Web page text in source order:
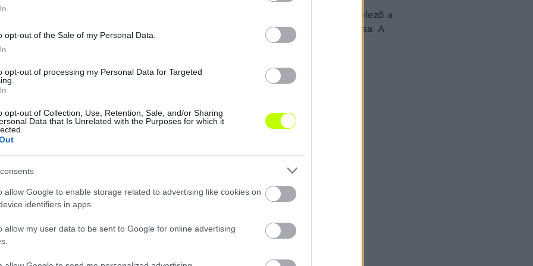
opt-out of the Sale of my Personal Data.
opt-out of processing my Personal Data for Targeted
opt-out of Collection, Use, Retention, Sale, and/or Sharing
Data that Is Unrelated with the Purposes for which it
allow Google to enable storage related to advertising like cookies on
identifiers in apps.
allow my user data to be sent to Google for online advertising
felmutatása mellett a Puskás Aréna területére történő belépéskor kötelező a
a személyi azonosításra alkalmas irat (személyi igazolvány, útlevél) bemutatása. A
használata ajánlott a stadion területén."